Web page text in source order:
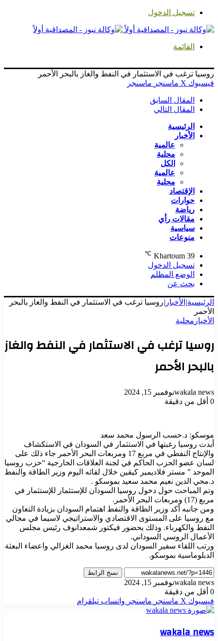
تسجيل الدخول
القائمة
روسيا ترغب في الاستثمار في النفط والغاز بالبحر الأحمر
فيسبوك ‫X ماسنجر ماسنجر
المقال السابق
المقال التالي
الرئيسية
الأخبار
عالمية
محلية
الكل
عالمية
محلية
الإقتصاد
حوارات
رياضة
مقالات رأي
سياسية
منوعات
Khartoum 39
℃
تسجيل الدخول
الوضع المظلم
بحث عن
الرئيسية| الأخبار |روسيا ترغب في الاستثمار في النفط والغاز بالبحر
الأحمر
الأخبار محلية
روسيا ترغب في الاستثمار في النفط والغاز
بالبحر الأحمر
wakala newsنوفمبر 15, 2024
0 أقل من دقيقة
موسكو: د.حسب الرسول محمد سعد
أبدت روسيا رغبتها في الاستثمار في السودان في الاستكشاف
والإنتاج النفطي في مربع 17 ومربعات البحر الأحمر جاء ذلك على
لسان عضو الحزب الحاكم في لجنة العلاقات الخارجية “حزب روسيا
الموحد ” مستر فلاديمير كيقين خلال لقائه اليوم وزير الطاقة والنفط
د.محي الدين نعيم محمد سعيد بموسكو .
وتم المباحث حول دخول روسيا السودان للإستثمار للإستثمار في
مربع (17) ومربعات البحر الأحمر.
ومن جانبه أكد وزير الطاقة والنفط اهتمام السودان بزيادة التعاون
مع روسيا على المستوى الاقتصادي والاستراتيجي لاسيما في مجالي
النفط والكهرباء. وذلك بحضور فيكتور شمعدانوف رئيس مجلس
الأعمال الروسي السوداني.
ورتب اللقاء سفير السودان لدى روسيا محمد الغزالي واعضاء البعثة
الدبلوماسية بموسكو.
نسخ الرابط
wakala newsنوفمبر 15, 2024
0 أقل من دقيقة
فيسبوك ‫X ماسنجر ماسنجر واتساب تيلقرام
wakala news